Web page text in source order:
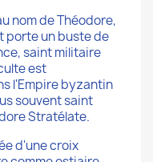
nom de Théodore,
porte un buste de
saint militaire
est
l'Empire byzantin
souvent saint
Stratélate.
d'une croix